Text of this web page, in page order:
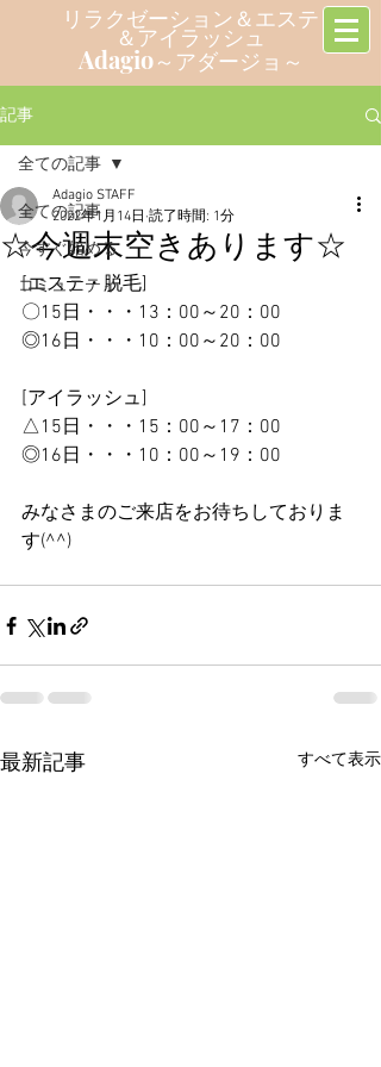
リラクゼーション＆エステ
＆アイラッシュ
Adagio～アダージョ～
記事
全ての記事
今すぐ始める
コミュニティ
全ての記事
☆今週末空きあります☆
Adagio STAFF
2022年1月14日 読了時間: 1分
[エステ・脱毛]
〇15日・・・13：00～20：00
◎16日・・・10：00～20：00
[アイラッシュ]
△15日・・・15：00～17：00
◎16日・・・10：00～19：00
みなさまのご来店をお待ちしておりま
す(^^)
最新記事 すべて表示